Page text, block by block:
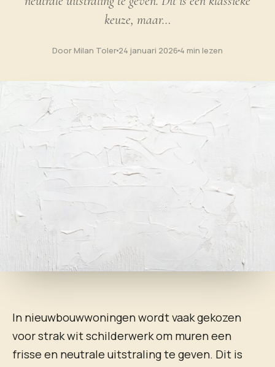
keuze, maar…
Door Milan Toler 24 januari 2026 4 min lezen
In nieuwbouwwoningen wordt vaak gekozen
voor strak wit schilderwerk om muren een
frisse en neutrale uitstraling te geven. Dit is